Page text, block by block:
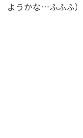
ようかな…ふふふ）